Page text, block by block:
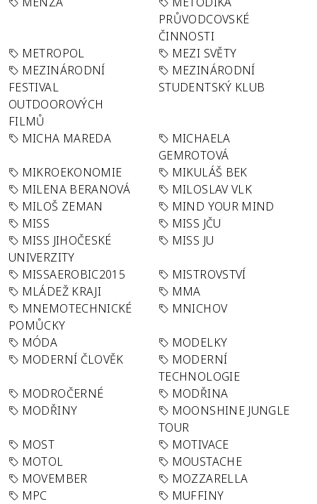
PRŮVODCOVSKÉ
ČINNOSTI
METROPOL
MEZI SVĚTY
MEZINÁRODNÍ
FESTIVAL
OUTDOOROVÝCH
FILMŮ
MEZINÁRODNÍ
STUDENTSKÝ KLUB
MICHA MAREDA
MICHAELA
GEMROTOVÁ
MIKROEKONOMIE
MIKULÁŠ BEK
MILENA BERANOVÁ
MILOSLAV VLK
MILOŠ ZEMAN
MIND YOUR MIND
MISS
MISS JČU
MISS JIHOČESKÉ
UNIVERZITY
MISS JU
MISSAEROBIC2015
MISTROVSTVÍ
MLÁDEŽ KRAJI
MMA
MNEMOTECHNICKÉ
POMŮCKY
MNICHOV
MÓDA
MODELKY
MODERNÍ ČLOVĚK
MODERNÍ
TECHNOLOGIE
MODROČERNÉ
MODŘINA
MODŘINY
MOONSHINE JUNGLE
TOUR
MOST
MOTIVACE
MOTOL
MOUSTACHE
MOVEMBER
MOZZARELLA
MPC
MUFFINY